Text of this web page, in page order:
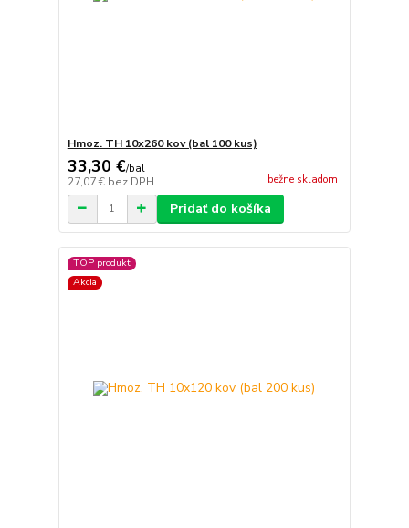
Hmoz. TH 10x260 kov (bal 100 kus)
33,30 €/bal
27,07 € bez DPH bežne skladom
Pridať do košíka
TOP produkt
Akcia